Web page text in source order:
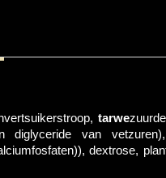
tarwe
diglyceride van
dextrose,